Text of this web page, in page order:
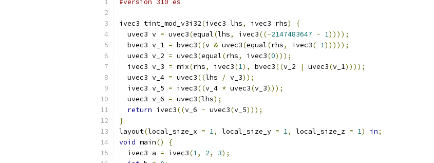
#version 310 es
ivec3 tint_mod_v3i32(ivec3 lhs, ivec3 rhs)
{
  uvec3 v
= uvec3(equal(lhs, ivec3((-2147483647 - 1))));
  bvec3 v_1
= bvec3((v & uvec3(equal(rhs, ivec3(-1)))));
  uvec3 v_2
= uvec3(equal(rhs, ivec3(0)));
  ivec3 v_3
= mix(rhs, ivec3(1), bvec3((v_2 | uvec3(v_1))));
  uvec3 v_4
= uvec3((lhs / v_3));
  ivec3 v_5
= ivec3((v_4 * uvec3(v_3)));
  uvec3 v_6
= uvec3(lhs);
return ivec3((v_6 - uvec3(v_5)));
}
layout(local_size_x = 1, local_size_y = 1, local_size_z = 1) in;
void main()
{
  ivec3 a
= ivec3(1, 2, 3);